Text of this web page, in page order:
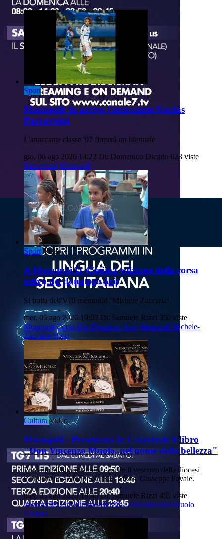
Sport
Monopoli: in arrivo l'attaccante Nicolas
Parravicini
L'attaccante classe '97 firmerà un biennale
gio, 06 ago 2026 14:22 Di: Domenico Dicarlo 623 viste
Parravicini Monopoli
Sport Video
A Monopoli la 45esima edizione della corsa
estiva del donatore Avis
Si tratta dell'VIII memorial "Michele Zaccaria".
mer, 05 ago 2026 19:03 Di: Samuele Rizzi 350 viste
Monopoli Corsa-Del-Donatore-Avis Memorial-Michele-
Zaccaria Sport
Cultura Video
Monopoli - Presentato in Cattedrale il libro
"Don Vincenzo Muolo, nel nome della bellezza"
Presente all'appuntamento anche il vescovo della diocesi
Conversano - Monopoli, S.E. Mons. Giuseppe Favale.
mer, 05 ago 2026 18:46 Di: Samuele Rizzi 455 viste
Monopoli Don-Mimmo-Belvito Don-Vincenzo-Muolo
Cultura